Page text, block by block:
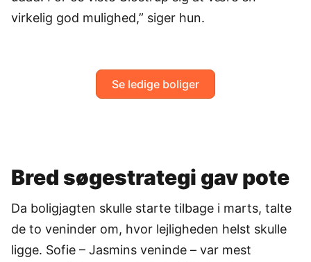
virkelig god mulighed,” siger hun.
Se ledige boliger
Bred søgestrategi gav pote
Da boligjagten skulle starte tilbage i marts, talte
de to veninder om, hvor lejligheden helst skulle
ligge. Sofie – Jasmins veninde – var mest